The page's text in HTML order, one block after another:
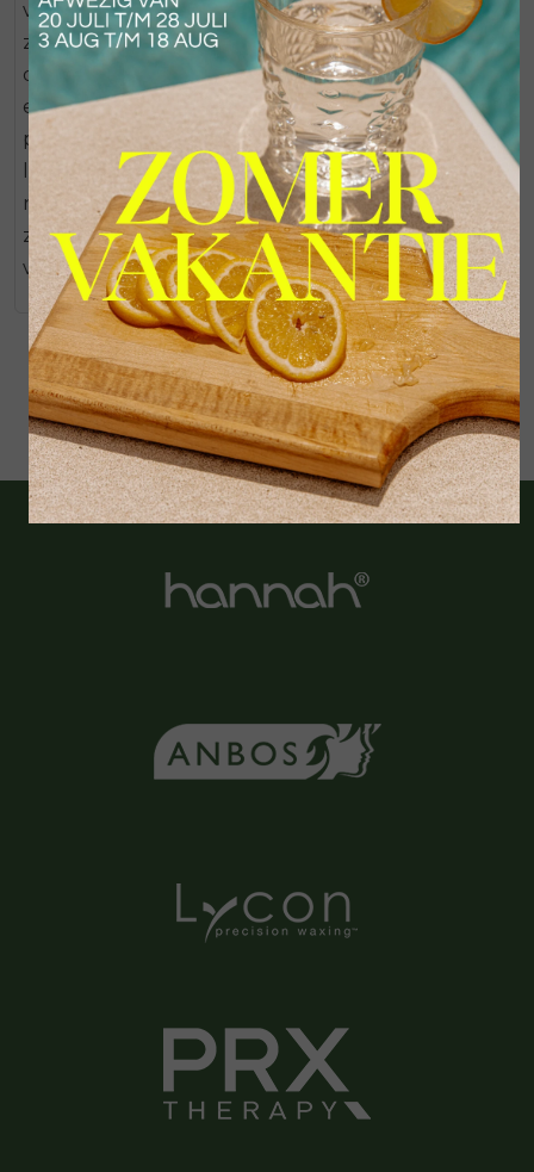
veranderingen plaats in de uitwisseling van
zuurstof in de huid dat er onvermijdelijk toe leidt,
dat de huid minder goed in staat is om zichzelf in
een goede conditie te houden. Invloeden die dit
proces nog eens versnellen zijn bijvoorbeeld
leefgewoontes en klimaat. Met de Oxys Genes
nemen de huidcellen naar behoefte de benodigde
zuurstof op, om van daaruit nieuwe energie te
vormen.